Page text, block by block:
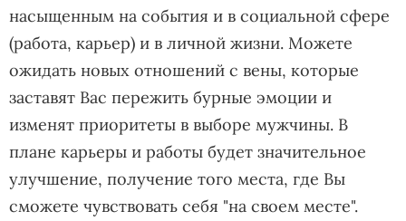
насыщенным на события и в социальной сфере
(работа, карьер) и в личной жизни. Можете
ожидать новых отношений с вены, которые
заставят Вас пережить бурные эмоции и
изменят приоритеты в выборе мужчины. В
плане карьеры и работы будет значительное
улучшение, получение того места, где Вы
сможете чувствовать себя "на своем месте".